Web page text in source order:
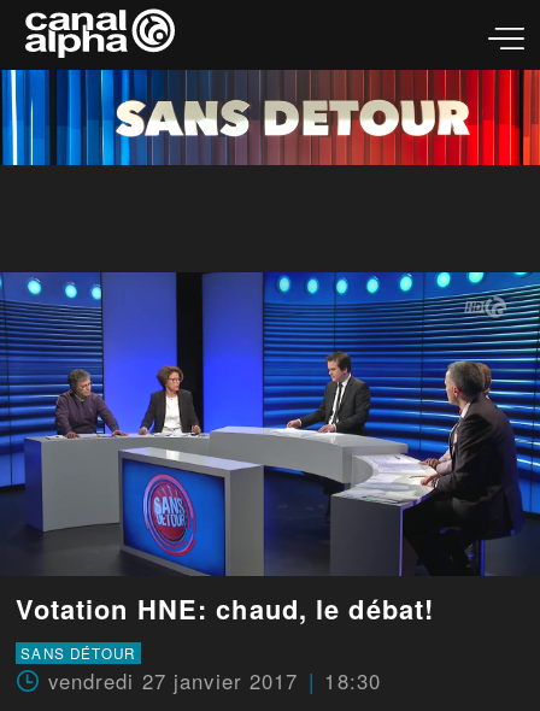
Votation HNE: chaud, le débat!
SANS DÉTOUR
vendredi 27 janvier 2017 18:30